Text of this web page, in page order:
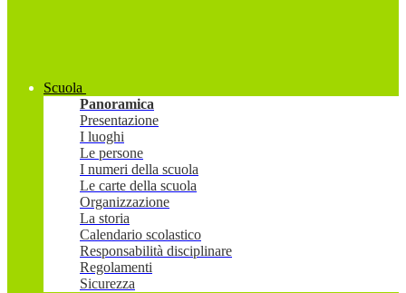
Scuola
Panoramica
Presentazione
I luoghi
Le persone
I numeri della scuola
Le carte della scuola
Organizzazione
La storia
Calendario scolastico
Responsabilità disciplinare
Regolamenti
Sicurezza